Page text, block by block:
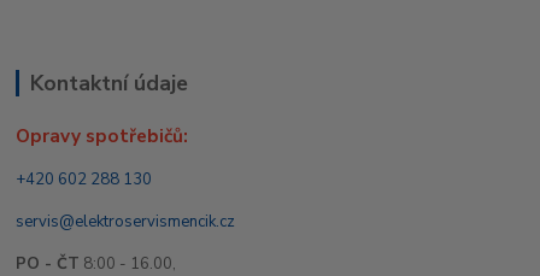
Kontaktní údaje
Opravy spotřebičů:
+420 602 288 130
servis@elektroservismencik.cz
PO - ČT 8:00 - 16.00,